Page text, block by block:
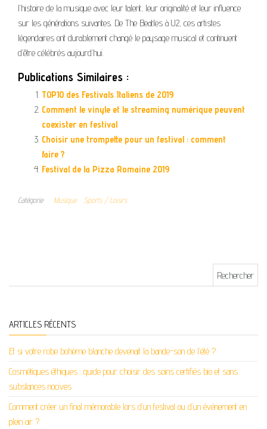
l’histoire de la musique avec leur talent, leur originalité et leur influence
sur les générations suivantes. De The Beatles à U2, ces artistes
légendaires ont durablement changé le paysage musical et continuent
d’être célébrés aujourd’hui.
Publications Similaires :
TOP10 des Festivals Italiens de 2019
Comment le vinyle et le streaming numérique peuvent
coexister en festival
Choisir une trompette pour un festival : comment
faire ?
Festival de la Pizza Romaine 2019
Catégorie Musique Sports / Loisirs
ARTICLES RÉCENTS
Et si votre robe bohème blanche devenait la bande-son de l’été ?
Cosmétiques éthiques : guide pour choisir des soins certifiés bio et sans
substances nocives
Comment créer un final mémorable lors d’un festival ou d’un événement en
plein air ?